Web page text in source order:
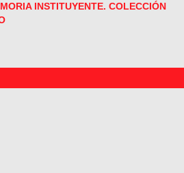
INSTITUYENTE. COLECCIÓN